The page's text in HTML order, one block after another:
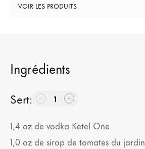
VOIR LES PRODUITS
Ingrédients
Sert: 1
1,4 oz de vodka Ketel One
1,0 oz de sirop de tomates du jardin